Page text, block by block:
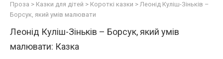
Проза > Казки для дітей > Короткі казки > Леонід Куліш-Зіньків –
Борсук, який умів малювати
Леонід Куліш-Зіньків – Борсук, який умів
малювати: Казка